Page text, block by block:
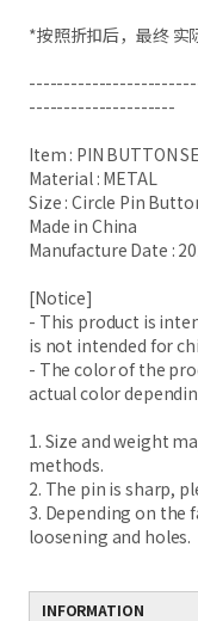
*按照折扣后，最终 实
---------------------
Item : PIN BUTTON
Material : METAL
Size : Circle Pin
Made in China
Manufacture Date :
[Notice]
- This product is
is not intended for
- The color of the
actual color
1. Size and weight
methods.
2. The pin is sharp,
3. Depending on the
loosening and holes.
INFORMATION